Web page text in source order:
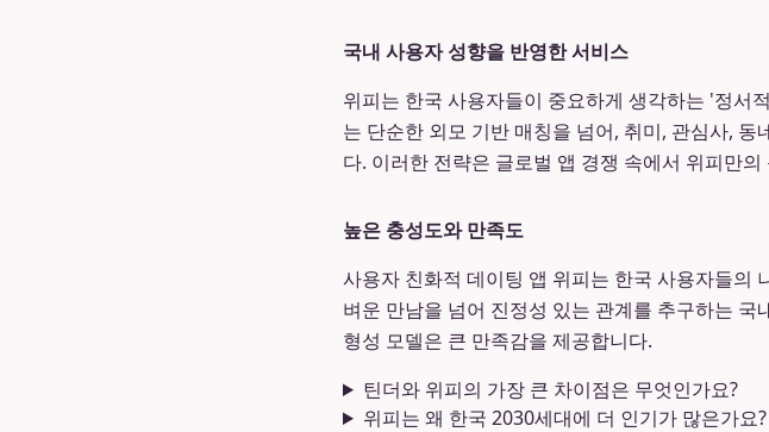
국내 사용자 성향을 반영한 서비스
위피는 한국 사용자들이 중요하게 생각하는 '정서
는 단순한 외모 기반 매칭을 넘어, 취미, 관심사,
다. 이러한 전략은 글로벌 앱 경쟁 속에서 위피만
높은 충성도와 만족도
사용자 친화적 데이팅 앱 위피는 한국 사용자들의
벼운 만남을 넘어 진정성 있는 관계를 추구하는
형성 모델은 큰 만족감을 제공합니다.
틴더와 위피의 가장 큰 차이점은 무엇인가요?
위피는 왜 한국 2030세대에 더 인기가 많은가요?